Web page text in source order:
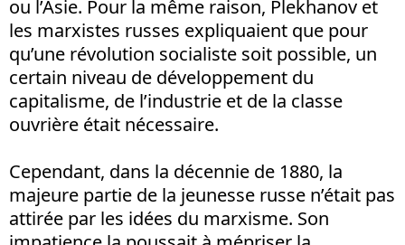
ou l’Asie. Pour la même raison, Plekhanov et
les marxistes russes expliquaient que pour
qu’une révolution socialiste soit possible, un
certain niveau de développement du
capitalisme, de l’industrie et de la classe
ouvrière était nécessaire.
Cependant, dans la décennie de 1880, la
majeure partie de la jeunesse russe n’était pas
attirée par les idées du marxisme. Son